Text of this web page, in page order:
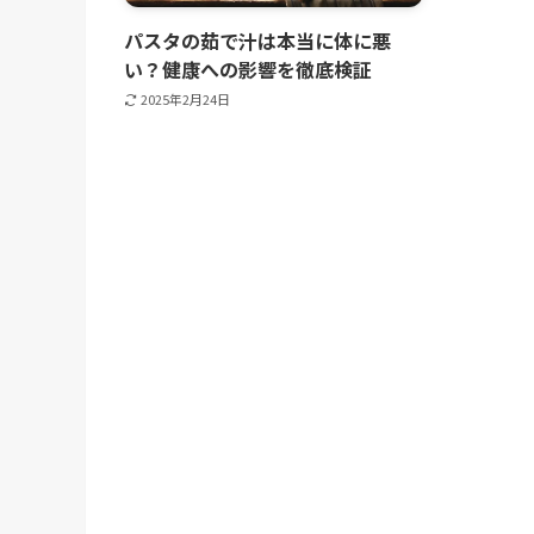
パスタの茹で汁は本当に体に悪
い？健康への影響を徹底検証
2025年2月24日